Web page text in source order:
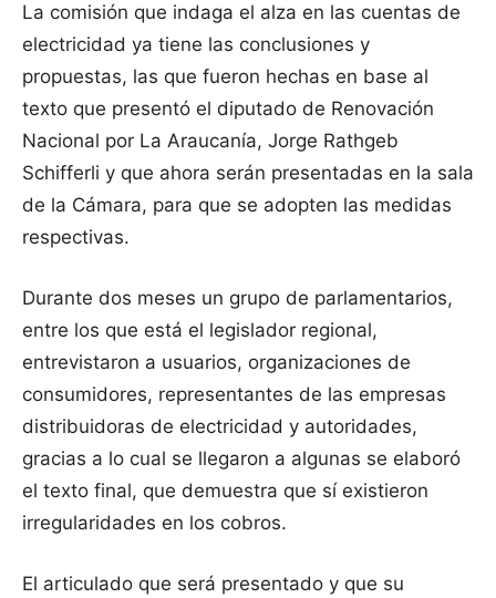
La comisión que indaga el alza en las cuentas de
electricidad ya tiene las conclusiones y
propuestas, las que fueron hechas en base al
texto que presentó el diputado de Renovación
Nacional por La Araucanía, Jorge Rathgeb
Schifferli y que ahora serán presentadas en la sala
de la Cámara, para que se adopten las medidas
respectivas.
Durante dos meses un grupo de parlamentarios,
entre los que está el legislador regional,
entrevistaron a usuarios, organizaciones de
consumidores, representantes de las empresas
distribuidoras de electricidad y autoridades,
gracias a lo cual se llegaron a algunas se elaboró
el texto final, que demuestra que sí existieron
irregularidades en los cobros.
El articulado que será presentado y que su